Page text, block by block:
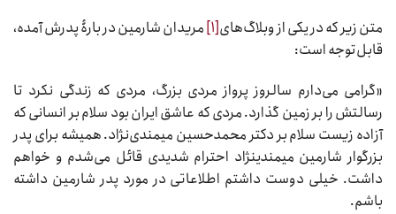
متن زیر که در یکی از وبلاگ‌های[۱] مریدان شارمین در بارۀ پدرش آمده،
قابل‌توجه است:
«گرامی می‌دارم سالروز پرواز مردی بزرگ، مردی که زندگی نکرد تا
رسالتش را بر زمین گذارد. مردی که عاشق ایران بود سلام بر انسانی که
آزاده زیست سلام بر دکتر محمدحسین میمندی‌نژاد. همیشه برای پدر
بزرگوار شارمین میمندی‏نژاد احترام شدیدی قائل می‌شدم و خواهم
داشت. خیلی دوست داشتم اطلاعاتی در مورد پدر شارمین داشته
باشم.